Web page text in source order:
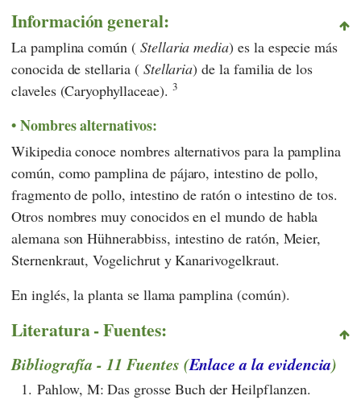
Información general:
La pamplina común ( Stellaria media) es la especie más
conocida de stellaria ( Stellaria) de la familia de los
claveles (Caryophyllaceae). 3
Nombres alternativos:
Wikipediaconoce nombres alternativos para la pamplina
común, como pamplina de pájaro, intestino de pollo,
fragmento de pollo, intestino de ratón o intestino de tos.
Otros nombres muy conocidos en el mundo de habla
alemana son Hühnerabbiss, intestino de ratón, Meier,
Sternenkraut, Vogelichrut y Kanarivogelkraut.
En inglés, la planta se llama pamplina (común).
Literatura - Fuentes:
Bibliografía - 11 Fuentes (Enlace a la evidencia)
1. Pahlow, M: Das grosse Buch der Heilpflanzen.